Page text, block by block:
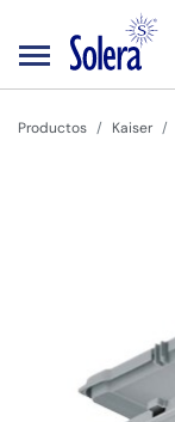
Productos Kaiser